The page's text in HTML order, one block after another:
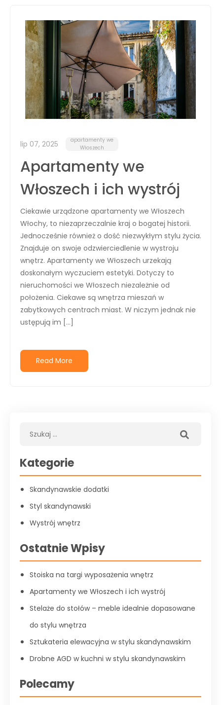
lip 07, 2025
apartamenty we
Włoszech
Apartamenty we
Włoszech i ich wystrój
Ciekawie urządzone apartamenty we Włoszech
Włochy, to niezaprzeczalnie kraj o bogatej historii.
Jednocześnie również o dość niezwykłym stylu życia.
Znajduje on swoje odzwierciedlenie w wystroju
wnętrz. Apartamenty we Włoszech urzekają
doskonałym wyczuciem estetyki. Dotyczy to
nieruchomości we Włoszech niezależnie od
położenia. Ciekawe są wnętrza mieszań w
zabytkowych centrach miast. W niczym jednak nie
ustępują im […]
Read More
Kategorie
Skandynawskie dodatki
Styl skandynawski
Wystrój wnętrz
Ostatnie Wpisy
Stoiska na targi wyposażenia wnętrz
Apartamenty we Włoszech i ich wystrój
Stelaże do stołów – meble idealnie dopasowane
do stylu wnętrza
Sztukateria elewacyjna w stylu skandynawskim
Drobne AGD w kuchni w stylu skandynawskim
Polecamy